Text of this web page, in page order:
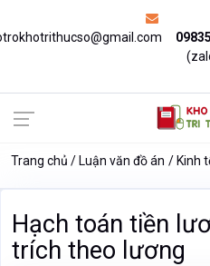
Trang chủ Luận văn đồ án Kinh
Hạch toán tiền
trích theo lương